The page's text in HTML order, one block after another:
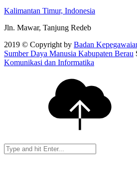
Kalimantan Timur, Indonesia
Jln. Mawar, Tanjung Redeb
2019 © Copyright by Badan
Sumber Daya Manusia Kabupaten Berau
Komunikasi dan Informatika